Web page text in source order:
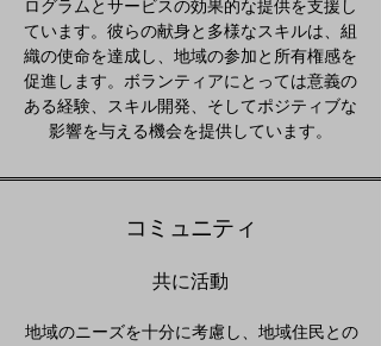
ログラムとサービスの効果的な提供を支援し
ています。彼らの献身と多様なスキルは、組
織の使命を達成し、地域の参加と所有権感を
促進します。ボランティアにとっては意義の
ある経験、スキル開発、そしてポジティブな
影響を与える機会を提供しています。
コミュニティ
共に活動
地域のニーズを十分に考慮し、地域住民との